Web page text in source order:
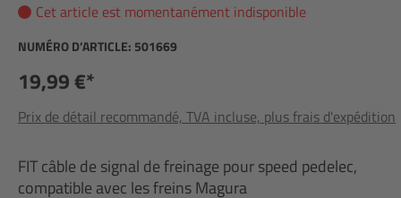
Cet article est momentanément indisponible
NUMÉRO D’ARTICLE: 501669
19,99 €*
Prix de détail recommandé, TVA incluse, plus frais d'expédition
FIT câble de signal de freinage pour speed pedelec,
compatible avec les freins Magura